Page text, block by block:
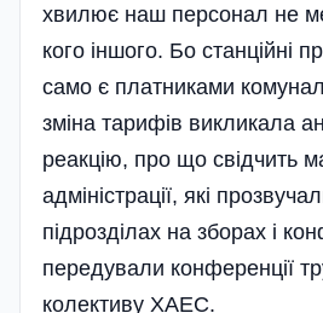
хвилює наш персонал не
кого іншого. Бо станційні
само є платниками
зміна тарифів викликала
реакцію, про що свідчить
адміністрації, які
підрозділах на зборах і
передували конференції
колективу ХАЕС.